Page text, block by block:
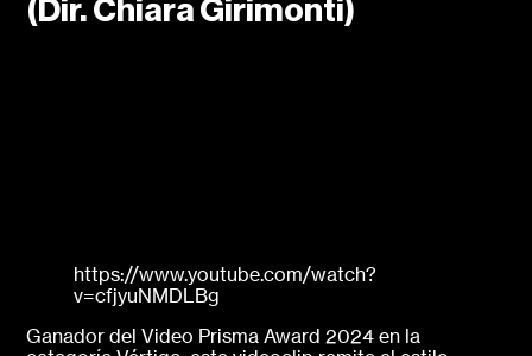
(Dir. Chiara Girimonti)
https://www.youtube.com/watch?
v=cfjyuNMDLBg
Ganador del Video Prisma Award 2024 en la